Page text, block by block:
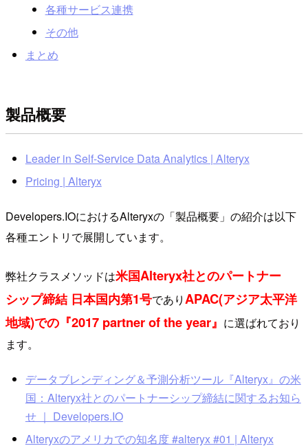
各種サービス連携
その他
まとめ
製品概要
Leader in Self-Service Data Analytics | Alteryx
Pricing | Alteryx
Developers.IOにおけるAlteryxの「製品概要」の紹介は以下
各種エントリで展開しています。
弊社クラスメソッドは米国Alteryx社とのパートナー
シップ締結 日本国内第1号でありAPAC(アジア太平洋
地域)での『2017 partner of the year』 に選ばれており
ます。
データブレンディング＆予測分析ツール『Alteryx』の米
国：Alteryx社とのパートナーシップ締結に関するお知ら
せ ｜ Developers.IO
Alteryxのアメリカでの知名度 #alteryx #01 | Alteryx